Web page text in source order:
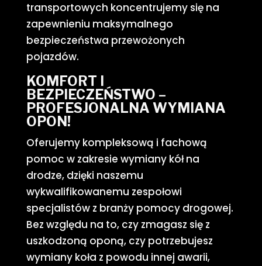
transportowych koncentrujemy się na
zapewnieniu maksymalnego
bezpieczeństwa przewożonych
pojazdów.
KOMFORT I
BEZPIECZEŃSTWO –
PROFESJONALNA WYMIANA
OPON!
Oferujemy kompleksową i fachową
pomoc w zakresie wymiany kół na
drodze, dzięki naszemu
wykwalifikowanemu zespołowi
specjalistów z branży pomocy drogowej.
Bez względu na to, czy zmagasz się z
uszkodzoną oponą, czy potrzebujesz
wymiany koła z powodu innej awarii,